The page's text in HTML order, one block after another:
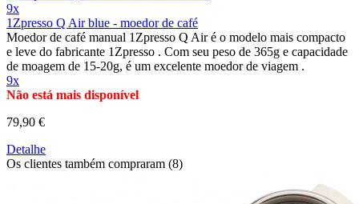
9x
1Zpresso Q Air blue - moedor de café
Moedor de café manual 1Zpresso Q Air é o modelo mais compacto
e leve do fabricante 1Zpresso . Com seu peso de 365g e capacidade
de moagem de 15-20g, é um excelente moedor de viagem .
9x
Não está mais disponível
79,90 €
Detalhe
Os clientes também compraram (8)